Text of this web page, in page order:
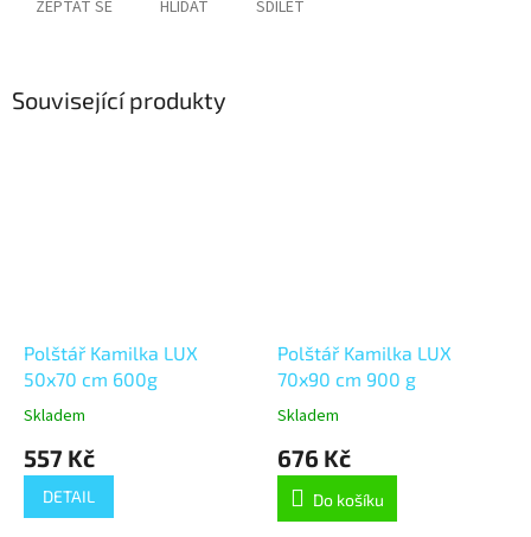
ZEPTAT SE HLÍDAT SDÍLET
Související produkty
Polštář Kamilka LUX
50x70 cm 600g
Skladem
557 Kč
DETAIL
Polštář Kamilka LUX
70x90 cm 900 g
Skladem
676 Kč
Do košíku